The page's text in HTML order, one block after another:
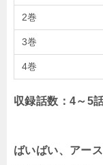
2巻
3巻
4巻
収録話数：4～5
ばいばい、アー